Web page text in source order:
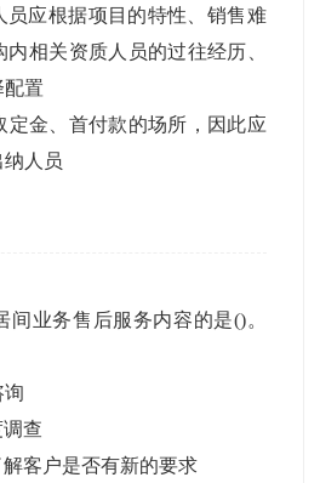
员应根据项目的特性、销售难
相关资质人员的过往经历、
配置
定金、首付款的场所，因此应
人员
间业务售后服务内容的是()。
询
查
客户是否有新的要求